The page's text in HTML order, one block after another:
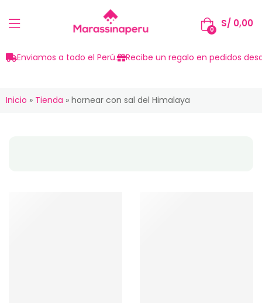
0
S/ 0,00
Enviamos a todo el Perú. Recibe un regalo en pedidos
Inicio » Tienda » hornear con sal del Himalaya